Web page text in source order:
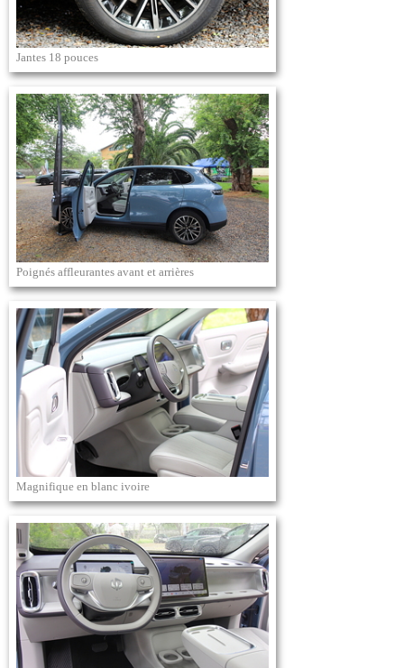
Jantes 18 pouces
Poignés affleurantes avant et arrières
Magnifique en blanc ivoire